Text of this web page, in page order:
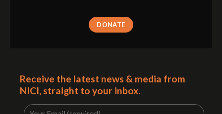
DONATE
Receive the latest news & media from
NICI, straight to your inbox.